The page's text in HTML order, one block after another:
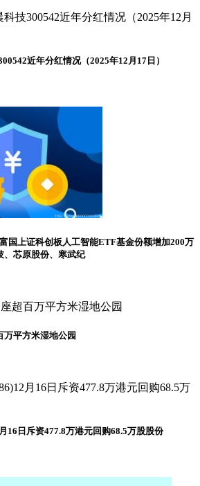
近年分红情况（2025年12月17日）
国上证科创板人工智能ETF基金份额增加200万
、芯原股份、寒武纪
万平方米湿地公园
16日斥资477.8万港元回购68.5万股股份